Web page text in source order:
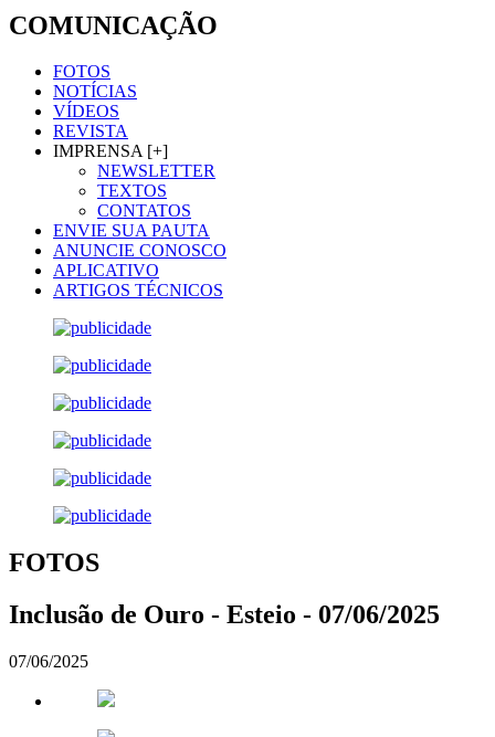
COMUNICAÇÃO
FOTOS
NOTÍCIAS
VÍDEOS
REVISTA
IMPRENSA [+]
NEWSLETTER
TEXTOS
CONTATOS
ENVIE SUA PAUTA
ANUNCIE CONOSCO
APLICATIVO
ARTIGOS TÉCNICOS
FOTOS
Inclusão de Ouro - Esteio - 07/06/2025
07/06/2025